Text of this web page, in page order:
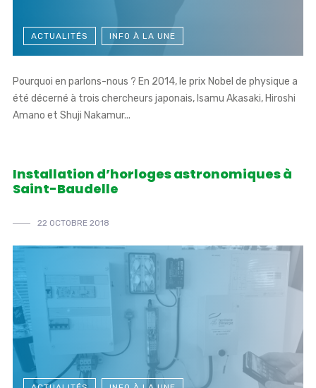
ACTUALITÉS INFO À LA UNE
Pourquoi en parlons-nous ? En 2014, le prix Nobel de physique a
été décerné à trois chercheurs japonais, Isamu Akasaki, Hiroshi
Amano et Shuji Nakamur...
Installation d’horloges astronomiques à
Saint-Baudelle
22 OCTOBRE 2018